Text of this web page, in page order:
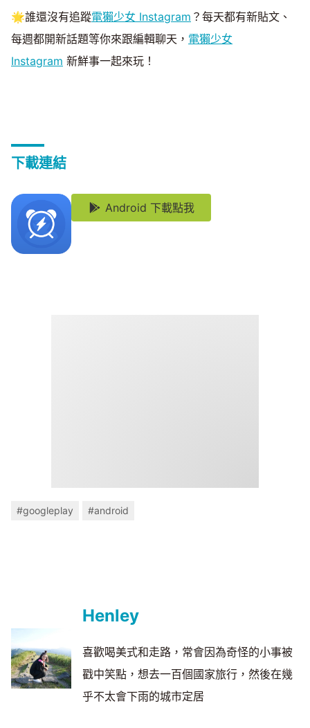
🌟誰還沒有追蹤電獺少女 Instagram ？每天都有新貼文、
每週都開新話題等你來跟編輯聊天， 電獺少女
Instagram 新鮮事一起來玩！
下載連結
Android 下載點我
#googleplay #android
Henley
喜歡喝美式和走路，常會因為奇怪的小事被
戳中笑點，想去一百個國家旅行，然後在幾
乎不太會下雨的城市定居